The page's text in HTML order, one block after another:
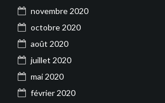
novembre 2020
octobre 2020
août 2020
juillet 2020
mai 2020
février 2020